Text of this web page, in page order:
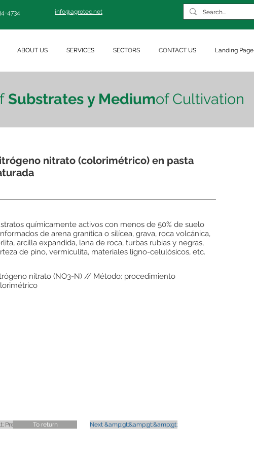
4734 info@agrotec.net
ABOUT US SERVICES SECTORS CONTACT US Landing Page
Substrates y Mediumof Cultivation
nitrato (colorimétrico) en pasta
químicamente activos con menos de 50% de suelo
de arena granítica o silícea, grava, roca volcánica,
arcilla expandida, lana de roca, turbas rubias y negras,
de pino, vermiculita, materiales ligno-celulósicos, etc.
nitrato (NO3-N) // Método: procedimiento
Previous To return Next &amp;gt;&amp;gt;&amp;gt;